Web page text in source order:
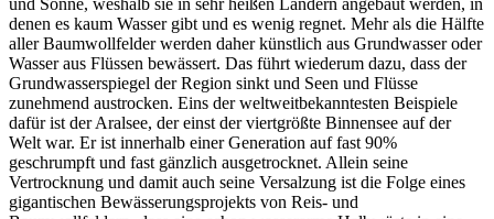
denen es kaum Wasser gibt und es wenig regnet. Mehr als die Hälfte
aller Baumwollfelder werden daher künstlich aus Grundwasser oder
Wasser aus Flüssen bewässert. Das führt wiederum dazu, dass der
Grundwasserspiegel der Region sinkt und Seen und Flüsse
zunehmend austrocken. Eins der weltweitbekanntesten Beispiele
dafür ist der Aralsee, der einst der viertgrößte Binnensee auf der
Welt war. Er ist innerhalb einer Generation auf fast 90%
geschrumpft und fast gänzlich ausgetrocknet. Allein seine
Vertrocknung und damit auch seine Versalzung ist die Folge eines
gigantischen Bewässerungsprojekts von Reis- und